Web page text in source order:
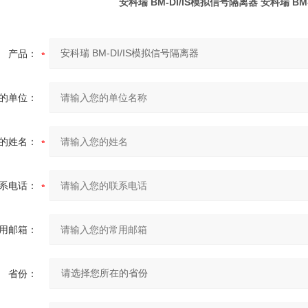
安科瑞 BM-DI/IS模拟信号隔离器 安科瑞
产品：
单位：
姓名：
电话：
邮箱：
省份：